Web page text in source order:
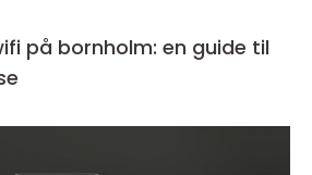
på bornholm: en guide til